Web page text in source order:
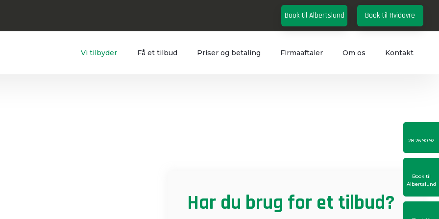
28 26 90 92
Book til
Albertslund
Book til Albertslund Book til Hvidovre
Vi tilbyder Få et tilbud Priser og betaling Firmaaftaler Om os Kontakt
Har du brug for et tilbud?